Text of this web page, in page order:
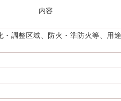
内容
調整区域、防火・準防火等、用